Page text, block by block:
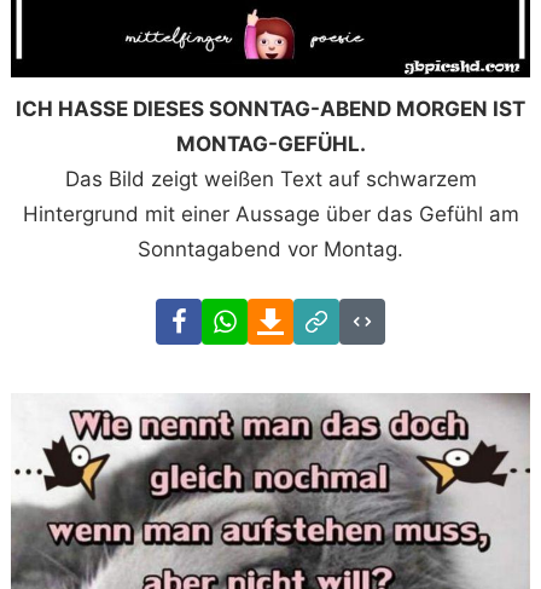
ICH HASSE DIESES SONNTAG-ABEND MORGEN IST
MONTAG-GEFÜHL.
Das Bild zeigt weißen Text auf schwarzem
Hintergrund mit einer Aussage über das Gefühl am
Sonntagabend vor Montag.
FacebookWhatsAppDownload
Link
Code